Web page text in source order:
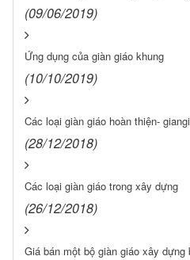
(09/06/2019)
Ứng dụng của giàn giáo khung
(10/10/2019)
Các loại giàn giáo hoàn thiện-
(28/12/2018)
Các loại giàn giáo trong xây dựng
(26/12/2018)
Giá bán một bộ giàn giáo xây dựng